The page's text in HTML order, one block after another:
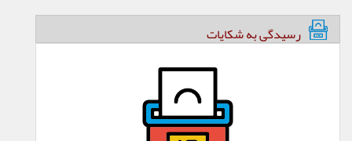
رسیدگی به شکایات